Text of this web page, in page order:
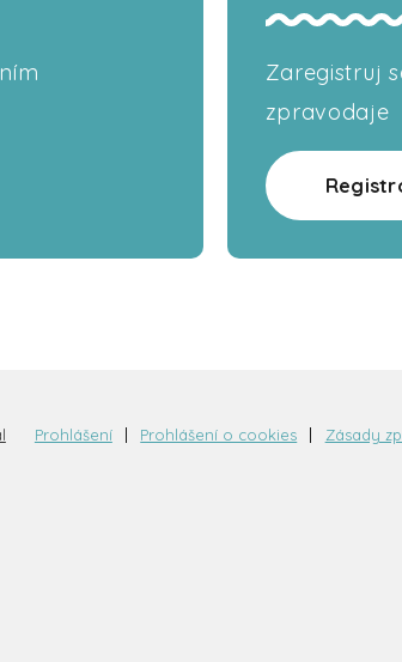
Zaregistruj
zpravodaje
Prohlášení Prohlášení o cookies Zásady